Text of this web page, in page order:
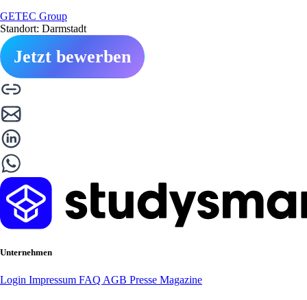
GETEC Group
Standort: Darmstadt
Jetzt bewerben
Unternehmen
Login Impressum FAQ AGB Presse Magazine